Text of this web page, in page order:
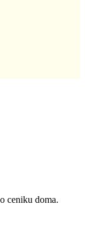
ceniku doma.